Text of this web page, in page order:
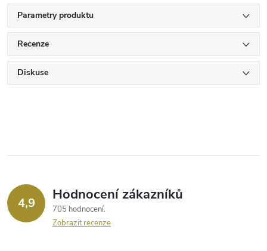
Parametry produktu
Recenze
Diskuse
4,9 Hodnocení zákazníků
705 hodnocení
Zobrazit recenze